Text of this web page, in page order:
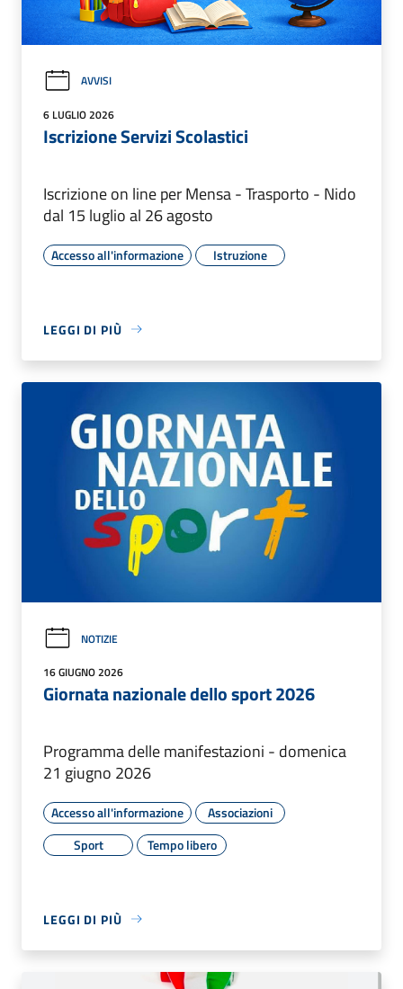
AVVISI
6 LUGLIO 2026
Iscrizione Servizi Scolastici
Iscrizione on line per Mensa - Trasporto - Nido
dal 15 luglio al 26 agosto
Accesso all'informazione Istruzione
LEGGI DI PIÙ
NOTIZIE
16 GIUGNO 2026
Giornata nazionale dello sport 2026
Programma delle manifestazioni - domenica
21 giugno 2026
Accesso all'informazione
Associazioni
Sport
Tempo libero
LEGGI DI PIÙ